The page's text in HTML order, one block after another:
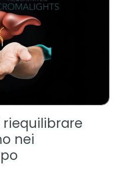
riequilibrare
nei